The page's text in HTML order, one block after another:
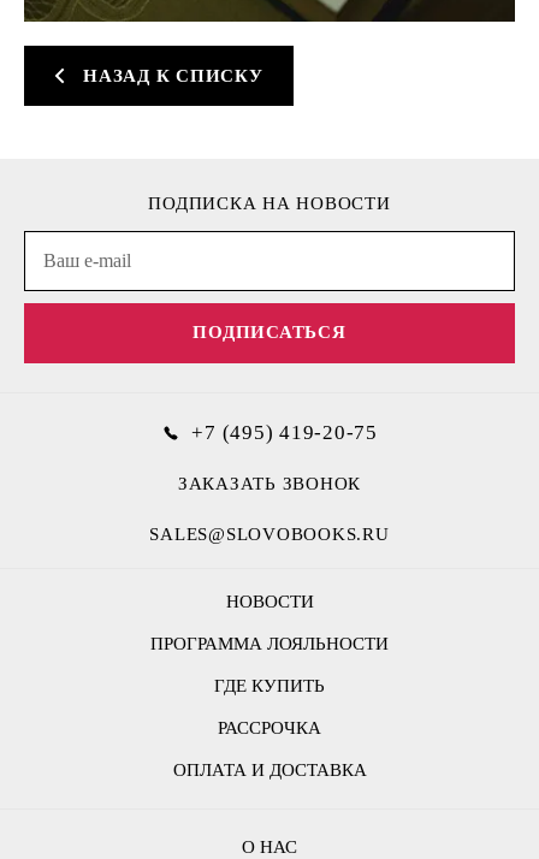
НАЗАД К СПИСКУ
НОВОСТИ
ПРОГРАММА ЛОЯЛЬНОСТИ
ГДЕ КУПИТЬ
РАССРОЧКА
ОПЛАТА И ДОСТАВКА
ПОДПИСКА НА НОВОСТИ
ПОДПИСАТЬСЯ
О НАС
+7 (495) 419-20-75
ЗАКАЗАТЬ ЗВОНОК
SALES@SLOVOBOOKS.RU